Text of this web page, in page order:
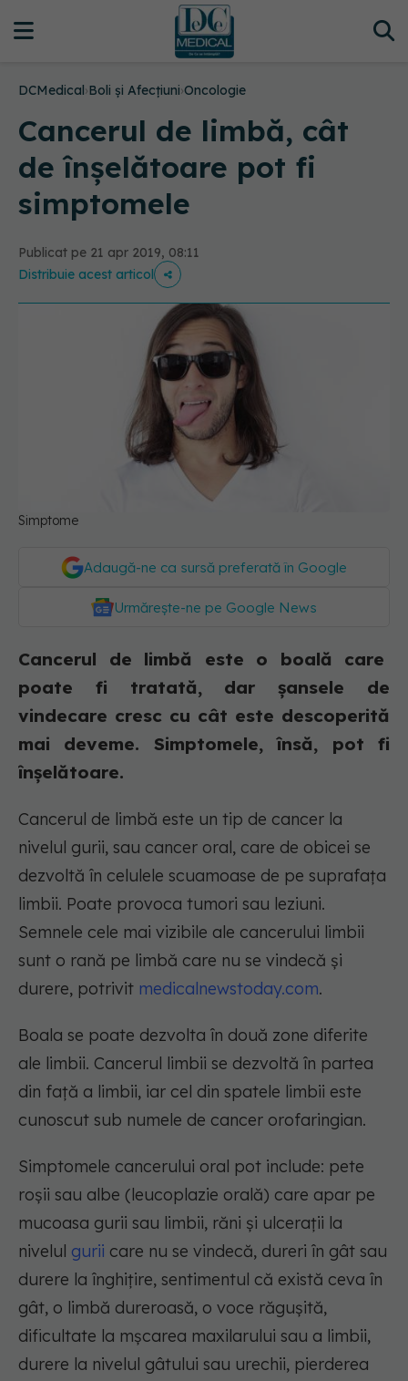
DCMedical›Boli și Afecțiuni›Oncologie
Cancerul de limbă, cât
de înșelătoare pot fi
simptomele
Publicat pe 21 apr 2019, 08:11
Distribuie acest articol
Simptome
Adaugă-ne ca sursă preferată în Google
Urmărește-ne pe Google News
Cancerul de limbă este o boală care
poate fi tratată, dar șansele de
vindecare cresc cu cât este descoperită
mai deveme. Simptomele, însă, pot fi
înșelătoare.
Cancerul de limbă este un tip de cancer la
nivelul gurii, sau cancer oral, care de obicei se
dezvoltă în celulele scuamoase de pe suprafața
limbii. Poate provoca tumori sau leziuni.
Semnele cele mai vizibile ale cancerului limbii
sunt o rană pe limbă care nu se vindecă și
durere, potrivit medicalnewstoday.com.
Boala se poate dezvolta în două zone diferite
ale limbii. Cancerul limbii se dezvoltă în partea
din față a limbii, iar cel din spatele limbii este
cunoscut sub numele de cancer orofaringian.
Simptomele cancerului oral pot include: pete
roșii sau albe (leucoplazie orală) care apar pe
mucoasa gurii sau limbii, răni și ulcerații la
nivelul gurii care nu se vindecă, dureri în gât sau
durere la înghițire, sentimentul că există ceva în
gât, o limbă dureroasă, o voce răgușită,
dificultate la mșcarea maxilarului sau a limbii,
durere la nivelul gâtului sau urechii, pierderea